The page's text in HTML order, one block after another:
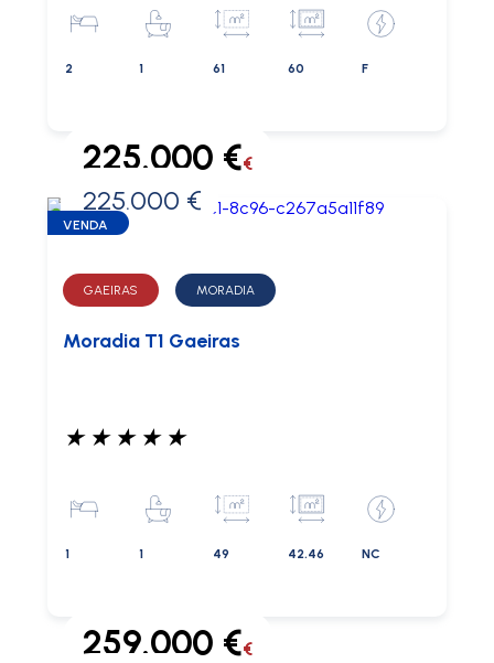
2 1 61 60 F
0 €
225.000 €€
225.000 €
VENDA
GAEIRAS MORADIA
Moradia T1 Gaeiras
★ ★ ★ ★ ★
1 1 49 42.46 NC
259.000 €€